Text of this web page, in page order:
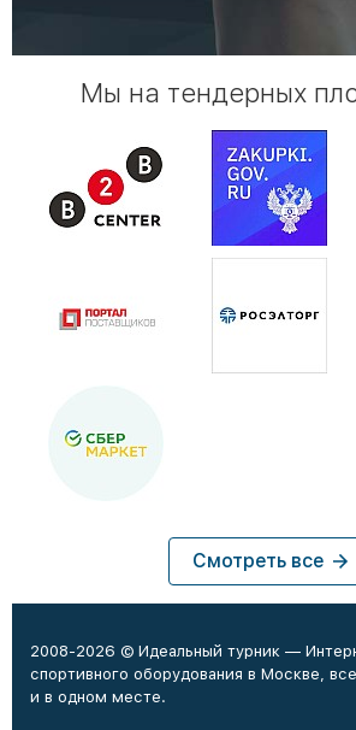
Мы на тендерных
Смотреть все
2008-2026 © Идеальный турник —
спортивного оборудования в Москве,
и в одном месте.